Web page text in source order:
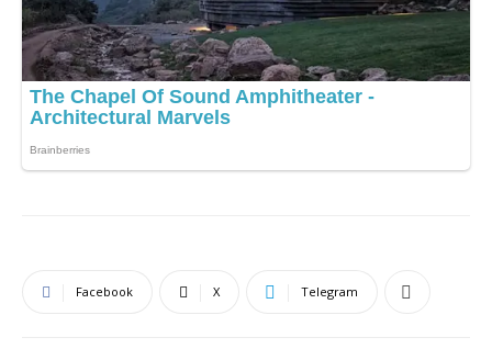
Facebook X Telegram